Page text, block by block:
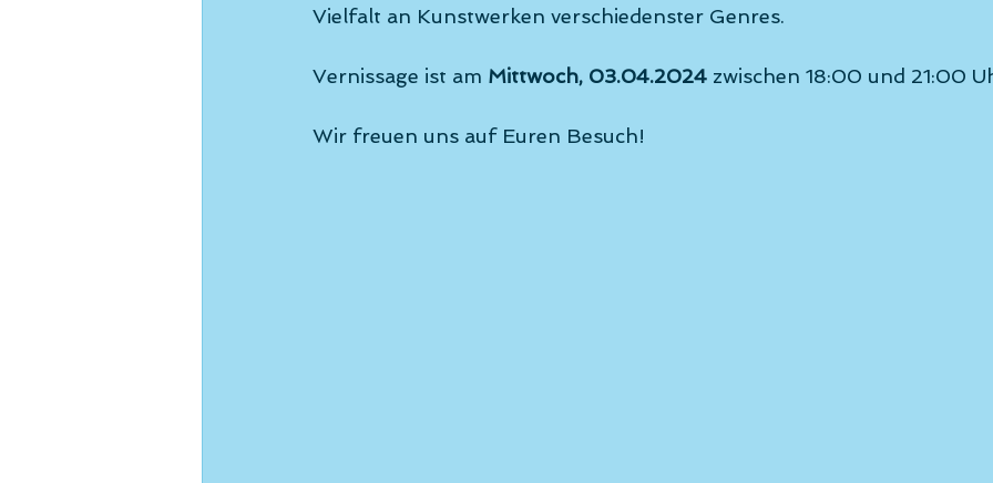
Vielfalt an Kunstwerken verschiedenster Genres.
Vernissage ist am Mittwoch, 03.04.2024 zwischen 18:00 und 21:00
Wir freuen uns auf Euren Besuch!